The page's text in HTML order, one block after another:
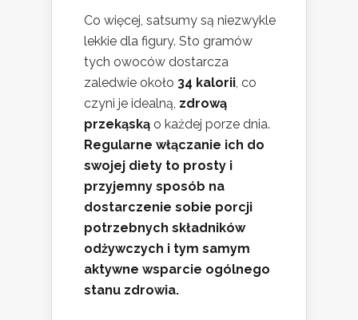
Co więcej, satsumy są niezwykle
lekkie dla figury. Sto gramów
tych owoców dostarcza
zaledwie około 34 kalorii, co
czyni je idealną, zdrową
przekąską o każdej porze dnia.
Regularne włączanie ich do
swojej diety to prosty i
przyjemny sposób na
dostarczenie sobie porcji
potrzebnych składników
odżywczych i tym samym
aktywne wsparcie ogólnego
stanu zdrowia.